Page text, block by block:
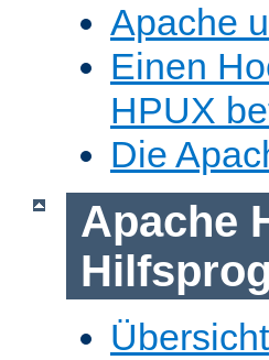
Apache
Einen
HPUX
Die
Apache
Übersicht